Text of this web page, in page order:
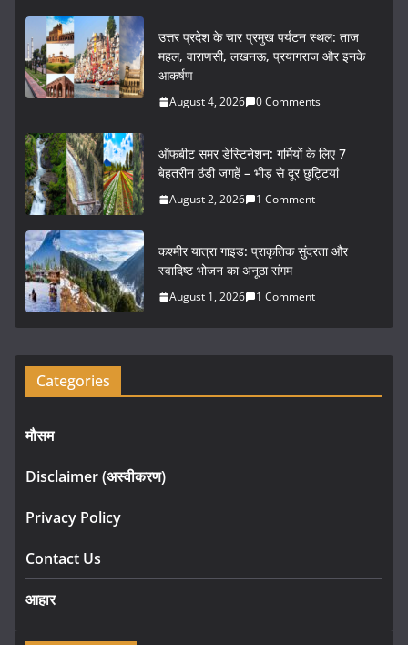
c
e
b
o
k
itt
er
ai
l
ar
e
उत्तर प्रदेश के चार प्रमुख पर्यटन स्थल: ताज
महल, वाराणसी, लखनऊ, प्रयागराज और इनके
आकर्षण
August 4, 2026 0 Comments
ऑफबीट समर डेस्टिनेशन: गर्मियों के लिए 7
बेहतरीन ठंडी जगहें – भीड़ से दूर छुट्टियां
August 2, 2026 1 Comment
कश्मीर यात्रा गाइड: प्राकृतिक सुंदरता और
स्वादिष्ट भोजन का अनूठा संगम
August 1, 2026 1 Comment
Categories
मौसम
Disclaimer (अस्वीकरण)
Privacy Policy
Contact Us
आहार